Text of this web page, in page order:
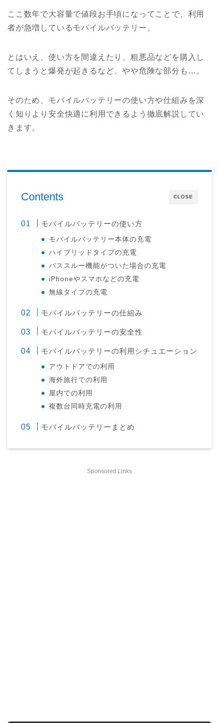
ここ数年で大容量で値段お手頃になってことで、利用
者が急増しているモバイルバッテリー。
とはいえ、使い方を間違えたり、粗悪品などを購入し
てしまうと爆発が起きるなど、やや危険な部分も…。
そのため、モバイルバッテリーの使い方や仕組みを深
く知りより安全快適に利用できるよう徹底解説してい
きます。
CLOSE
Contents
モバイルバッテリーの使い方
モバイルバッテリー本体の充電
ハイブリッドタイプの充電
パススルー機能がついた場合の充電
iPhoneやスマホなどの充電
無線タイプの充電
モバイルバッテリーの仕組み
モバイルバッテリーの安全性
モバイルバッテリーの利用シチュエーション
アウトドアでの利用
海外旅行での利用
屋内での利用
複数台同時充電の利用
モバイルバッテリーまとめ
Sponsored Links